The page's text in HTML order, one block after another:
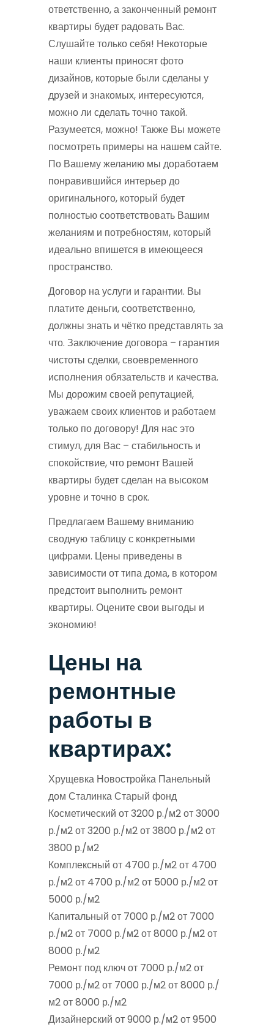
ответственно, а законченный ремонт
квартиры будет радовать Вас.
Слушайте только себя! Некоторые
наши клиенты приносят фото
дизайнов, которые были сделаны у
друзей и знакомых, интересуются,
можно ли сделать точно такой.
Разумеется, можно! Также Вы можете
посмотреть примеры на нашем сайте.
По Вашему желанию мы доработаем
понравившийся интерьер до
оригинального, который будет
полностью соответствовать Вашим
желаниям и потребностям, который
идеально впишется в имеющееся
пространство.
Договор на услуги и гарантии. Вы
платите деньги, соответственно,
должны знать и чётко представлять за
что. Заключение договора – гарантия
чистоты сделки, своевременного
исполнения обязательств и качества.
Мы дорожим своей репутацией,
уважаем своих клиентов и работаем
только по договору! Для нас это
стимул, для Вас – стабильность и
спокойствие, что ремонт Вашей
квартиры будет сделан на высоком
уровне и точно в срок.
Предлагаем Вашему вниманию
сводную таблицу с конкретными
цифрами. Цены приведены в
зависимости от типа дома, в котором
предстоит выполнить ремонт
квартиры. Оцените свои выгоды и
экономию!
Цены на
ремонтные
работы в
квартирах:
Хрущевка Новостройка Панельный
дом Сталинка Старый фонд
Косметический от 3200 р./м2 от 3000
р./м2 от 3200 р./м2 от 3800 р./м2 от
3800 р./м2
Комплексный от 4700 р./м2 от 4700
р./м2 от 4700 р./м2 от 5000 р./м2 от
5000 р./м2
Капитальный от 7000 р./м2 от 7000
р./м2 от 7000 р./м2 от 8000 р./м2 от
8000 р./м2
Ремонт под ключ от 7000 р./м2 от
7000 р./м2 от 7000 р./м2 от 8000 р./
м2 от 8000 р./м2
Дизайнерский от 9000 р./м2 от 9500